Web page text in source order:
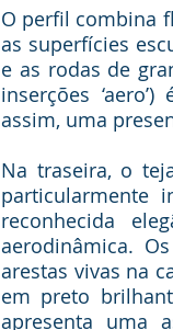
O perfil combina
as superfícies
e as rodas de
inserções
assim, uma
Na traseira, o
particularmente
reconhecida
aerodinâmica.
arestas vivas na
em preto
apresenta uma